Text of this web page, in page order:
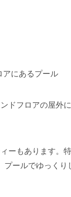
アにあるプール
ドフロアの屋外
ーもあります。
ールでゆっく